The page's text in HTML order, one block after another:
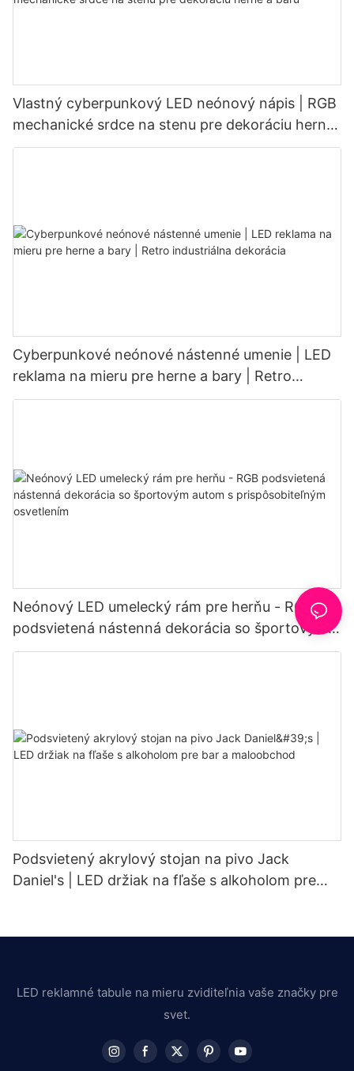
Vlastný cyberpunkový LED neónový nápis | RGB
mechanické srdce na stenu pre dekoráciu herne
a baru
Cyberpunkové neónové nástenné umenie | LED
reklama na mieru pre herne a bary | Retro
industriálna dekorácia
Neónový LED umelecký rám pre herňu - RGB
podsvietená nástenná dekorácia so športovým
autom s prispôsobiteľným osvetlením
Podsvietený akrylový stojan na pivo Jack
Daniel's | LED držiak na fľaše s alkoholom pre
LED reklamné tabule na mieru zviditeľnia vaše značky pre
svet.